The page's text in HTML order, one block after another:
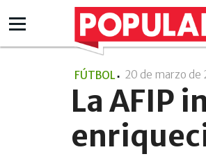
FÚTBOL 20 de marzo de
La AFIP